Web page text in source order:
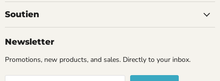
Soutien
Newsletter
Promotions, new products, and sales. Directly to your inbox.